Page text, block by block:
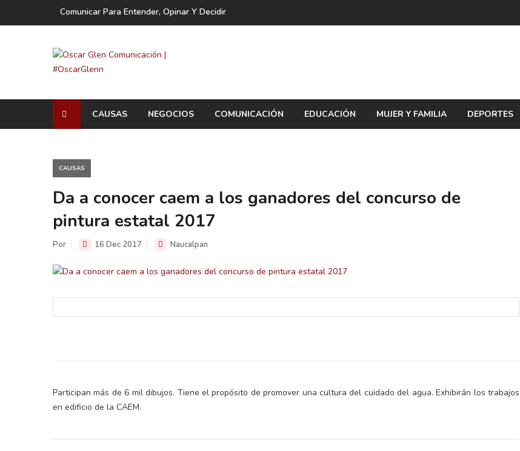
Comunicar Para Entender, Opinar Y Decidir
CAUSAS NEGOCIOS COMUNICACIÓN EDUCACIÓN MUJER Y FAMILIA DEPORTES
CAUSAS
Da a conocer caem a los ganadores del concurso de
pintura estatal 2017
Por 16 Dec 2017 Naucalpan
Participan más de 6 mil dibujos. Tiene el propósito de promover una cultura del cuidado del agua. Exhibirán los trabajos
en edificio de la CAEM.